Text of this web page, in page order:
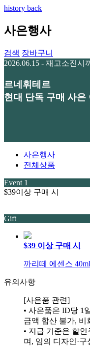
history back
사은행사
검색 장바구니
2026.06.15 - 재고소진시
르네휘테르
현대 단독 구매 사은
사은행사
전체상품
Event 1
$39이상 구매 시
Gift
$39 이상 구매 시
까리떼 에센스 40ml
유의사항
[사은품 관련]
• 사은품은 ID당 1
금액 합산 불가, 비
• 지급 기준은 할
며, 임의 디자인·